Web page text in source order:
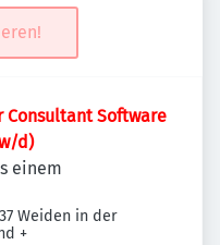
Consultant Software
d)
einem
Weiden in der
+